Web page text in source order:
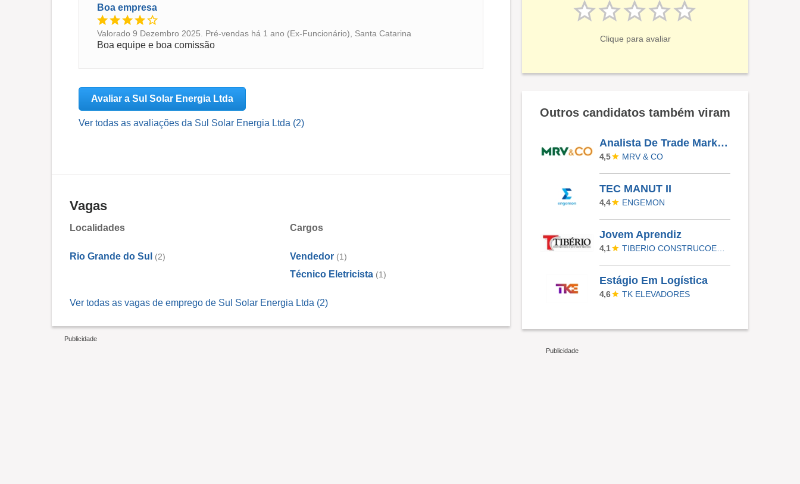
Boa empresa
Valorado 9 Dezembro 2025. Pré-vendas há 1 ano (Ex-Funcionário), Santa Catarina
Boa equipe e boa comissão
Avaliar a Sul Solar Energia Ltda
Ver todas as avaliações da Sul Solar Energia Ltda (2)
Vagas
Localidades
Rio Grande do Sul (2)
Cargos
Vendedor (1)
Técnico Eletricista (1)
Ver todas as vagas de emprego de Sul Solar Energia Ltda (2)
Clique para avaliar
Outros candidatos também viram
Analista De Trade Marketing Sênior
4,5 MRV & CO
TEC MANUT II
4,4 ENGEMON
Jovem Aprendiz
4,1
Estágio Em Logística
4,6 TK ELEVADORES